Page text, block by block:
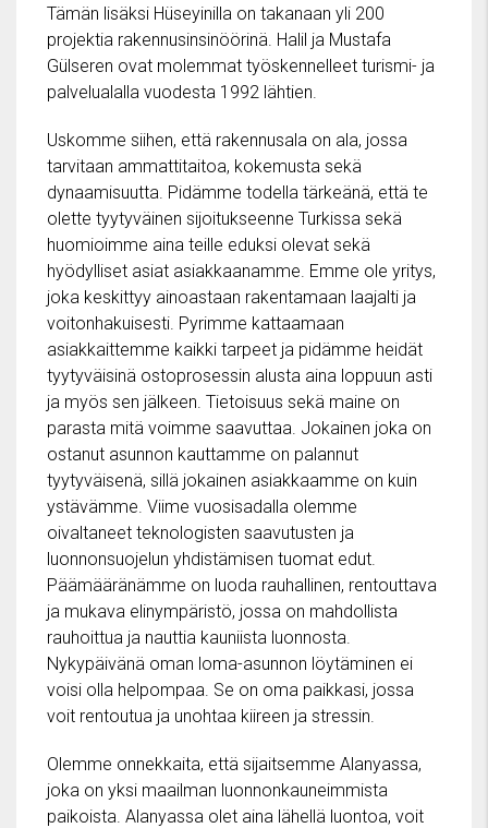
Tämän lisäksi Hüseyinilla on takanaan yli 200
projektia rakennusinsinöörinä. Halil ja Mustafa
Gülseren ovat molemmat työskennelleet turismi- ja
palvelualalla vuodesta 1992 lähtien.
Uskomme siihen, että rakennusala on ala, jossa
tarvitaan ammattitaitoa, kokemusta sekä
dynaamisuutta. Pidämme todella tärkeänä, että te
olette tyytyväinen sijoitukseenne Turkissa sekä
huomioimme aina teille eduksi olevat sekä
hyödylliset asiat asiakkaanamme. Emme ole yritys,
joka keskittyy ainoastaan rakentamaan laajalti ja
voitonhakuisesti. Pyrimme kattaamaan
asiakkaittemme kaikki tarpeet ja pidämme heidät
tyytyväisinä ostoprosessin alusta aina loppuun asti
ja myös sen jälkeen. Tietoisuus sekä maine on
parasta mitä voimme saavuttaa. Jokainen joka on
ostanut asunnon kauttamme on palannut
tyytyväisenä, sillä jokainen asiakkaamme on kuin
ystävämme. Viime vuosisadalla olemme
oivaltaneet teknologisten saavutusten ja
luonnonsuojelun yhdistämisen tuomat edut.
Päämääränämme on luoda rauhallinen, rentouttava
ja mukava elinympäristö, jossa on mahdollista
rauhoittua ja nauttia kauniista luonnosta.
Nykypäivänä oman loma-asunnon löytäminen ei
voisi olla helpompaa. Se on oma paikkasi, jossa
voit rentoutua ja unohtaa kiireen ja stressin.
Olemme onnekkaita, että sijaitsemme Alanyassa,
joka on yksi maailman luonnonkauneimmista
paikoista. Alanyassa olet aina lähellä luontoa, voit